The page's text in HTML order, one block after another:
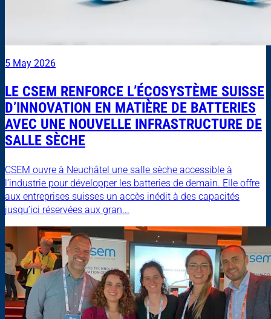
5 May 2026
LE CSEM RENFORCE L’ÉCOSYSTÈME SUISSE
D’INNOVATION EN MATIÈRE DE BATTERIES
AVEC UNE NOUVELLE INFRASTRUCTURE DE
SALLE SÈCHE
CSEM ouvre à Neuchâtel une salle sèche accessible à
l’industrie pour développer les batteries de demain. Elle offre
aux entreprises suisses un accès inédit à des capacités
jusqu’ici réservées aux gran...